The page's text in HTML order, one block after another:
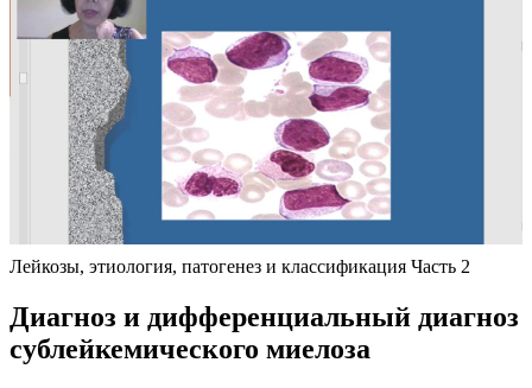
Лейкозы, этиология, патогенез и классификация Часть 2
Диагноз и дифференциальный диагноз
сублейкемического миелоза